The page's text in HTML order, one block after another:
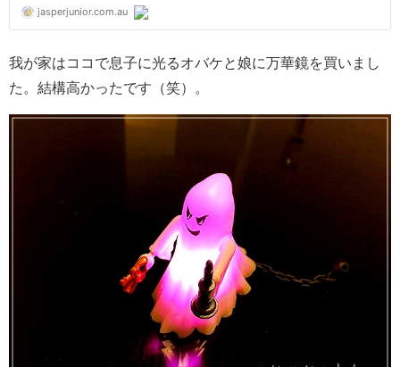
我が家はココで息子に光るオバケと娘に万華鏡を買いまし
た。結構高かったです（笑）。